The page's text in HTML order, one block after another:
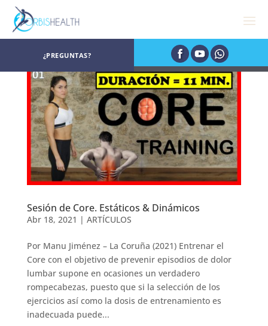
¿PREGUNTAS?
Sesión de Core. Estáticos & Dinámicos
Abr 18, 2021 | ARTÍCULOS
Por Manu Jiménez – La Coruña (2021) Entrenar el
Core con el objetivo de prevenir episodios de dolor
lumbar supone en ocasiones un verdadero
rompecabezas, puesto que si la selección de los
ejercicios así como la dosis de entrenamiento es
inadecuada puede...